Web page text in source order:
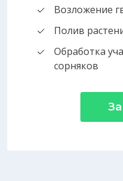
Возложение
Полив
Обработка
сорняков